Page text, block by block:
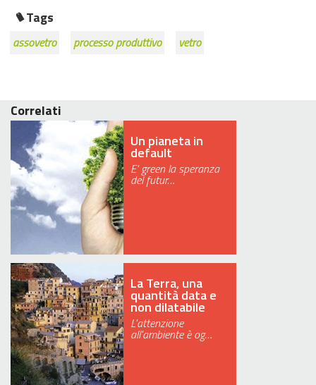
Tags
assovetro processo produttivo vetro
Correlati
Un pianeta in
default
E' green la speranza
del futur…
La Terra, una
quantità data e
non dilatabile
L'attenzione
all'ambiente è og…